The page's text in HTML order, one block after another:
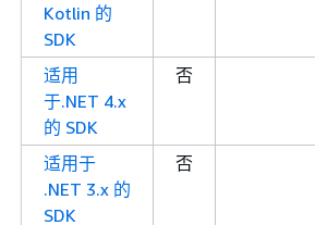
Kotlin 的
SDK
适用
于.NET 4.x
的 SDK
否
适用于
.NET 3.x 的
SDK
否